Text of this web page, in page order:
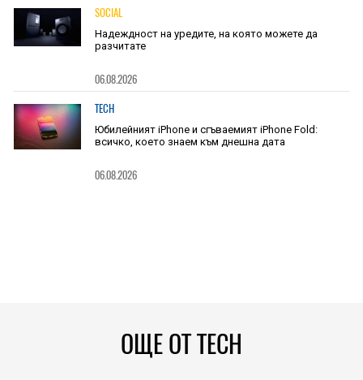
SOCIAL
Надеждност на уредите, на която можете да
разчитате
06.08.2026
TECH
Юбилейният iPhone и сгъваемият iPhone Fold:
всичко, което знаем към днешна дата
06.08.2026
ОЩЕ ОТ TECH